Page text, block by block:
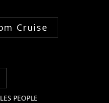
Cruise
PEOPLE